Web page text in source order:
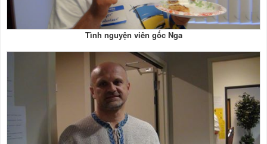
Tình nguyện viên gốc Nga